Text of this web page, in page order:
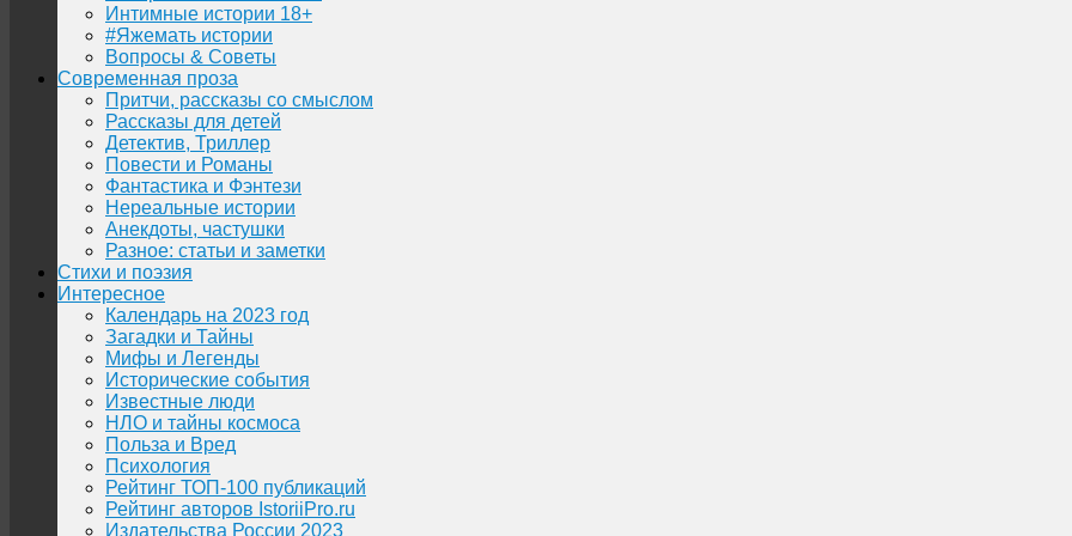
Интимные истории 18+
#Яжемать истории
Вопросы & Советы
Современная проза
Притчи, рассказы со смыслом
Рассказы для детей
Детектив, Триллер
Повести и Романы
Фантастика и Фэнтези
Нереальные истории
Анекдоты, частушки
Разное: статьи и заметки
Стихи и поэзия
Интересное
Календарь на 2023 год
Загадки и Тайны
Мифы и Легенды
Исторические события
Известные люди
НЛО и тайны космоса
Польза и Вред
Психология
Рейтинг ТОП-100 публикаций
Рейтинг авторов IstoriiPro.ru
Издательства России 2023